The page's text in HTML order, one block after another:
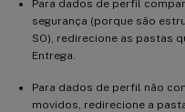
Para dados de perfil
segurança (porque são
SO), redirecione as pastas
Entrega.
Para dados de perfil não
movidos, redirecione a